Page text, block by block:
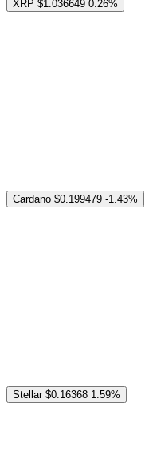
XRP $1.036649 0.26%
Cardano $0.199479 -1.43%
Stellar $0.16368 1.59%